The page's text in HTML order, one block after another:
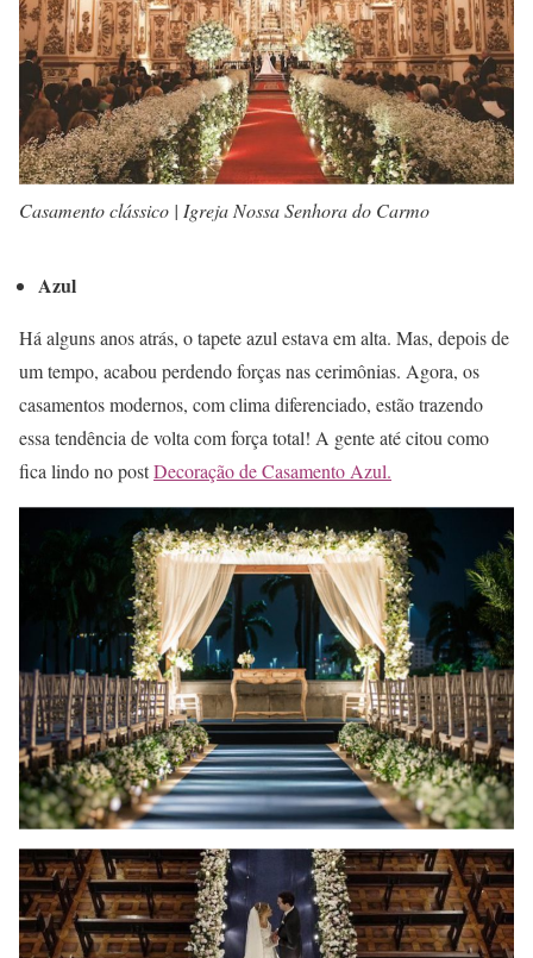
Casamento clássico | Igreja Nossa Senhora do Carmo
Azul
Há alguns anos atrás, o tapete azul estava em alta. Mas, depois de
um tempo, acabou perdendo forças nas cerimônias. Agora, os
casamentos modernos, com clima diferenciado, estão trazendo
essa tendência de volta com força total! A gente até citou como
fica lindo no postDecoração de Casamento Azul.